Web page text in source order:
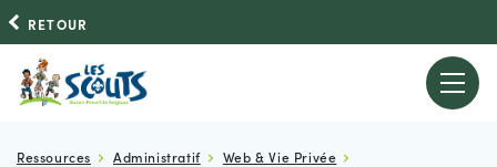
RETOUR
Ressources Administratif
Web & Vie Privée